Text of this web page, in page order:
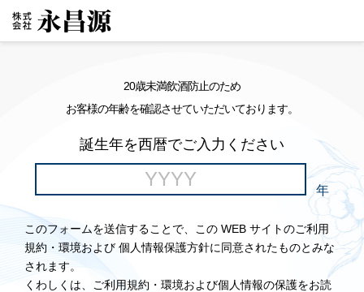
20歳未満飲酒防止のため
お客様の年齢を確認させていただいております。
誕生年を西暦でご入力ください
年
このフォームを送信することで、この WEB サイトのご利用
規約・環境および 個人情報保護方針に同意されたものとみな
されます。
くわしくは、ご利用規約・環境および個人情報の保護をお読